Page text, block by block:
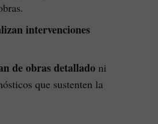
intervenciones
de obras detalladoni
que sustenten la